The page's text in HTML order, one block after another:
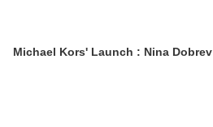
Michael Kors' Launch : Nina Dobrev